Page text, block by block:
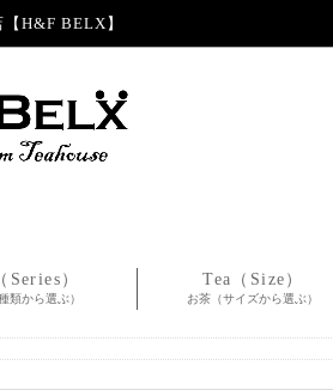
H&F BELX】
Series）
類から選ぶ）
Tea（Size）
お茶（サイズから選ぶ）